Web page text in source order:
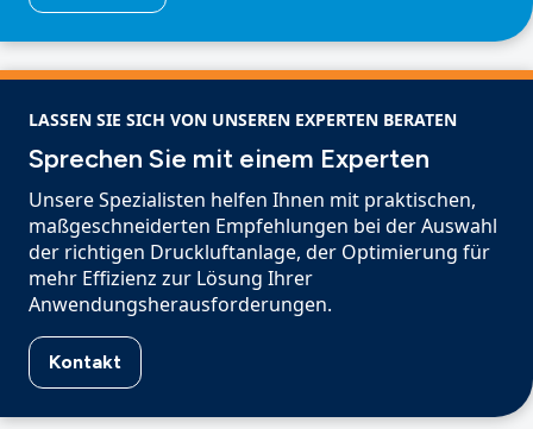
LASSEN SIE SICH VON UNSEREN EXPERTEN BERATEN
Sprechen Sie mit einem Experten
Unsere Spezialisten helfen Ihnen mit praktischen,
maßgeschneiderten Empfehlungen bei der Auswahl
der richtigen Druckluftanlage, der Optimierung für
mehr Effizienz zur Lösung Ihrer
Anwendungsherausforderungen.
Kontakt